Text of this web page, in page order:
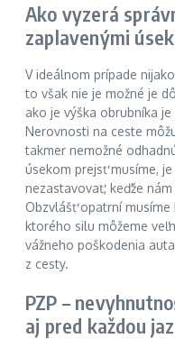
Ako vyzerá
zaplavenými
V ideálnom prípade
to však nie je možné je
ako je výška obrubníka
Nerovnosti na ceste
takmer nemožné
úsekom prejsť musíme,
nezastavovať, keďže
Obzvlášť opatrní musíme
ktorého silu môžeme
vážneho poškodenia
z cesty.
PZP –
aj pred každou